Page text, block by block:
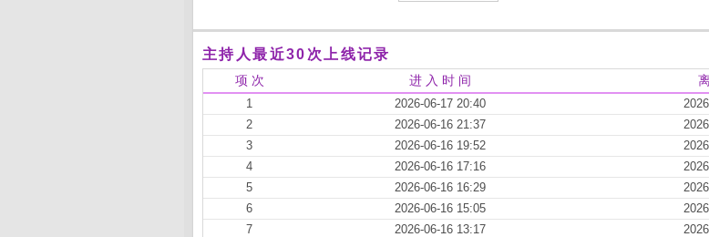
主持人最近30次上线记录
项 次 进 入 时 间
1 2026-06-17 20:40
2
2026-06-16 21:37
3
2026-06-16 19:52
4
2026-06-16 17:16
5
2026-06-16 16:29
6
2026-06-16 15:05
7
2026-06-16 13:17